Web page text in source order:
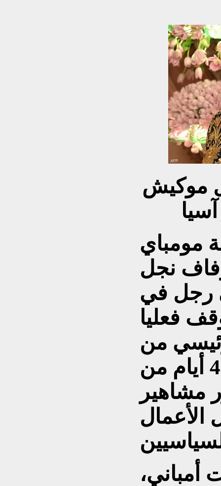
موكيش
مومباي
نجل
رجل في
فعليا
من
المدينة على مدى 4 أيام من
مشاهير
الأعمال
أمباني،